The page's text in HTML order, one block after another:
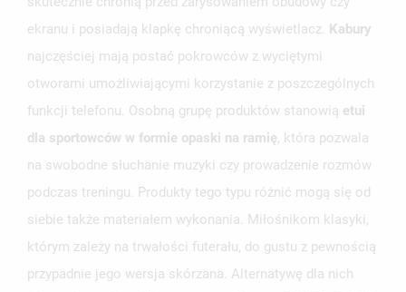
ekranu i posiadają klapkę chroniącą wyświetlacz. Kabury
najczęściej mają postać pokrowców z wyciętymi
otworami umożliwiającymi korzystanie z poszczególnych
funkcji telefonu. Osobną grupę produktów stanowią etui
dla sportowców w formie opaski na ramię, która pozwala
na swobodne słuchanie muzyki czy prowadzenie rozmów
podczas treningu. Produkty tego typu różnić mogą się od
siebie także materiałem wykonania. Miłośnikom klasyki,
którym zależy na trwałości futerału, do gustu z pewnością
przypadnie jego wersja skórzana. Alternatywę dla nich
MOJE LISTY ŻYCZEŃ
UTWÓRZ NOWĄ LISTĘ
UTWÓRZ LISTĘ ŻYCZEŃ
NAZWA LISTY ŻYCZEŃ
ANULUJ UTWÓRZ LISTĘ ŻYCZEŃ
ZALOGUJ SIĘ
SWOJEJ LIŚCIE ŻYCZEŃ.